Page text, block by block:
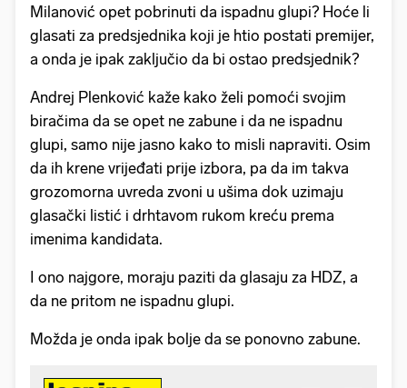
Milanović opet pobrinuti da ispadnu glupi? Hoće li
glasati za predsjednika koji je htio postati premijer,
a onda je ipak zaključio da bi ostao predsjednik?
Andrej Plenković kaže kako želi pomoći svojim
biračima da se opet ne zabune i da ne ispadnu
glupi, samo nije jasno kako to misli napraviti. Osim
da ih krene vrijeđati prije izbora, pa da im takva
grozomorna uvreda zvoni u ušima dok uzimaju
glasački listić i drhtavom rukom kreću prema
imenima kandidata.
I ono najgore, moraju paziti da glasaju za HDZ, a
da ne pritom ne ispadnu glupi.
Možda je onda ipak bolje da se ponovno zabune.